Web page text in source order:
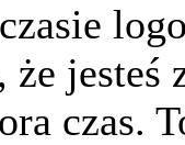
jesteś
czas.